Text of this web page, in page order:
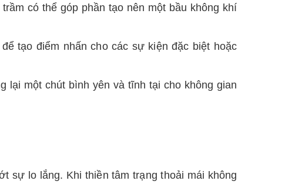
có thể góp phần tạo nên một bầu không khí
tạo điểm nhấn cho các sự kiện đặc biệt hoặc
lại một chút bình yên và tĩnh tại cho không gian
sự lo lắng. Khi thiền tâm trạng thoải mái không